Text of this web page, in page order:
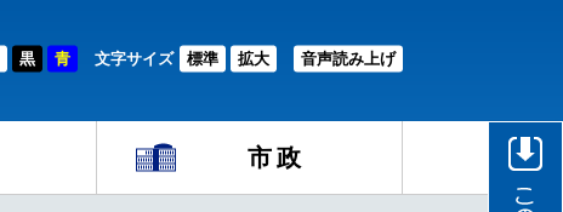
黒 青 文字サイズ 標準 拡大 音声読み上げ
市政